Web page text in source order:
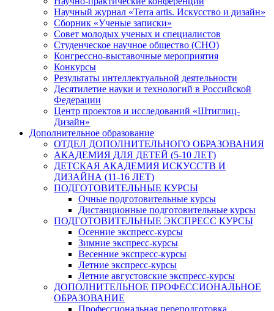
Научный журнал «Terra artis. Искусство и дизайн»
Сборник «Ученые записки»
Совет молодых ученых и специалистов
Студенческое научное общество (СНО)
Конгрессно-выставочные мероприятия
Конкурсы
Результаты интеллектуальной деятельности
Десятилетие науки и технологий в Российской
Федерации
Центр проектов и исследований «Штиглиц-
Дизайн»
Дополнительное образование
ОТДЕЛ ДОПОЛНИТЕЛЬНОГО ОБРАЗОВАНИЯ
АКАДЕМИЯ ДЛЯ ДЕТЕЙ (5-10 ЛЕТ)
ДЕТСКАЯ АКАДЕМИЯ ИСКУССТВ И
ДИЗАЙНА (11-16 ЛЕТ)
ПОДГОТОВИТЕЛЬНЫЕ КУРСЫ
Очные подготовительные курсы
Дистанционные подготовительные курсы
ПОДГОТОВИТЕЛЬНЫЕ ЭКСПРЕСС КУРСЫ
Осенние экспресс-курсы
Зимние экспресс-курсы
Весенние экспресс-курсы
Летние экспресс-курсы
Летние августовские экспресс-курсы
ДОПОЛНИТЕЛЬНОЕ ПРОФЕССИОНАЛЬНОЕ
ОБРАЗОВАНИЕ
Профессиональная переподготовка